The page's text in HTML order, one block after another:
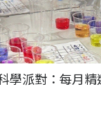
學派對：每月